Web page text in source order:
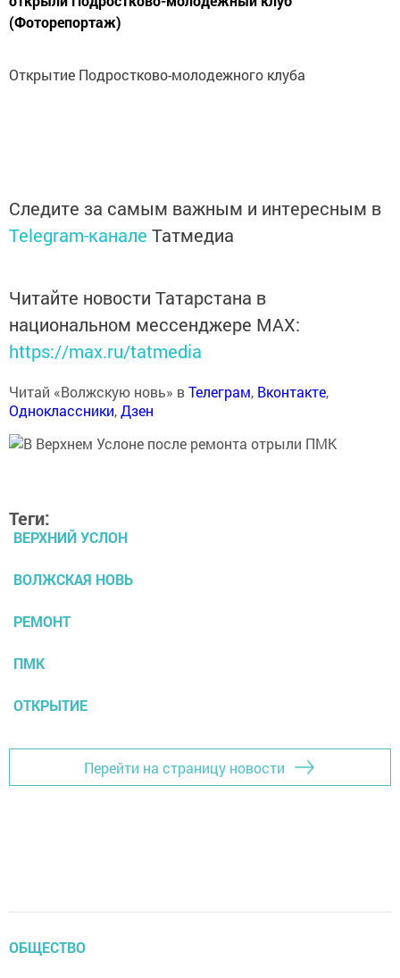
(Фоторепортаж)
Открытие Подростково-молодежного клуба
Следите за самым важным и интересным в
Telegram-канале Татмедиа
Читайте новости Татарстана в
национальном мессенджере MАХ:
https://max.ru/tatmedia
Читай «Волжскую новь» вТелеграм, Вконтакте,
Одноклассники,Дзен
Теги:
ВЕРХНИЙ УСЛОН
ВОЛЖСКАЯ НОВЬ
РЕМОНТ
ПМК
ОТКРЫТИЕ
Перейти на страницу новости
ОБЩЕСТВО